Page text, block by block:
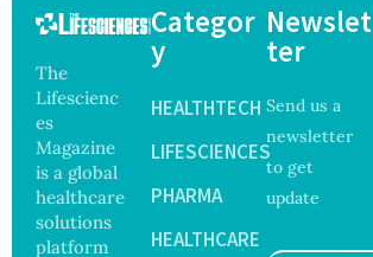
The
Lifescienc
es
Magazine
is a global
healthcare
solutions
platform
Categor
y
HEALTHTECH
LIFESCIENCES
PHARMA
HEALTHCARE
Newslet
ter
Send us a
newsletter
to get
update